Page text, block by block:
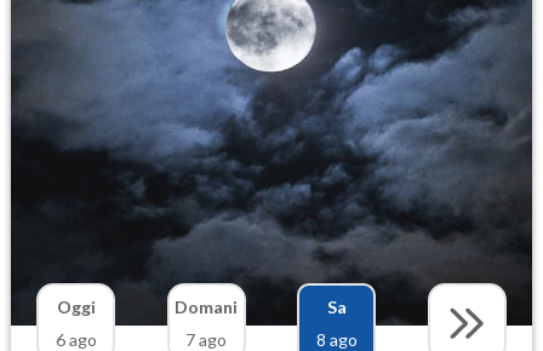
Oggi
6 ago
Domani
7 ago
Sa
8 ago